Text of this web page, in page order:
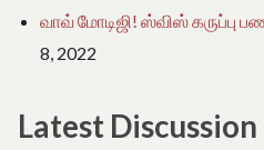
வாவ் மோடிஜி! ஸ்விஸ்
8, 2022
Latest Discussion